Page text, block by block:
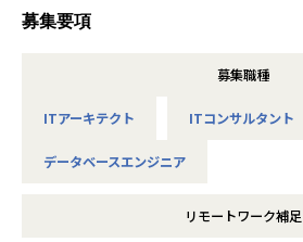
募集要項
募集職種
ITアーキテクト ITコンサルタント
データベースエンジニア
リモートワーク補足